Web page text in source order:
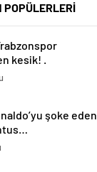
POPÜLERLERİ
kesik! .
şoke eden